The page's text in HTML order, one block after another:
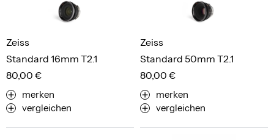
Standard 16mm T2.1
Zeiss
80,00 €
merken
vergleichen
Standard 50mm T2.1
Zeiss
80,00 €
merken
vergleichen